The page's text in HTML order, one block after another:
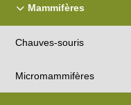
Mammifères
Chauves-souris
Micromammifères